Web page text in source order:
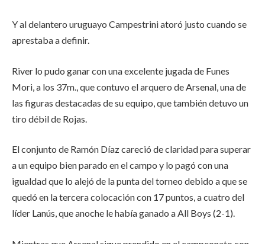
Y al delantero uruguayo Campestrini atoró justo cuando se
aprestaba a definir.
River lo pudo ganar con una excelente jugada de Funes
Mori, a los 37m., que contuvo el arquero de Arsenal, una de
las figuras destacadas de su equipo, que también detuvo un
tiro débil de Rojas.
El conjunto de Ramón Díaz careció de claridad para superar
a un equipo bien parado en el campo y lo pagó con una
igualdad que lo alejó de la punta del torneo debido a que se
quedó en la tercera colocación con 17 puntos, a cuatro del
líder Lanús, que anoche le había ganado a All Boys (2-1).